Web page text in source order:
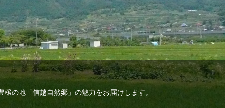
の地「信越自然郷」の魅力をお届けします。